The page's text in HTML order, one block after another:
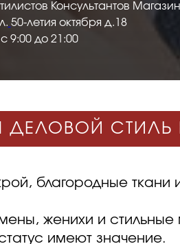
Консультантов
50-летия октября д.18
9:00 до 21:00
ДЕЛОВОЙ
благородные ткани
женихи и стильные
имеют значение.